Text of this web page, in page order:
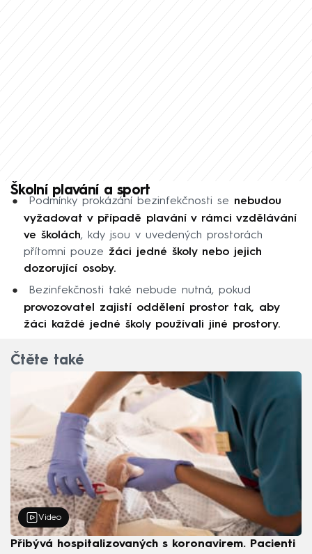
Školní plavání a sport
Podmínky prokázání bezinfekčnosti se nebudou
vyžadovat v případě plavání v rámci vzdělávání
ve školách, kdy jsou v uvedených prostorách
přítomni pouze žáci jedné školy nebo jejich
dozorující osoby.
Bezinfekčnosti také nebude nutná, pokud
provozovatel zajistí oddělení prostor tak, aby
žáci každé jedné školy používali jiné prostory.
Čtěte také
Video
Přibývá hospitalizovaných s koronavirem. Pacienti